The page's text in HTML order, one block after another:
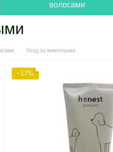
волосами
Уход за животными
−17%